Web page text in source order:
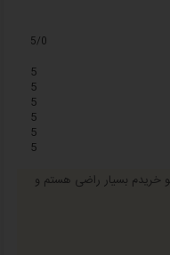
5/0
5
5
5
5
5
5
خریدم بسیار راضی هستم و